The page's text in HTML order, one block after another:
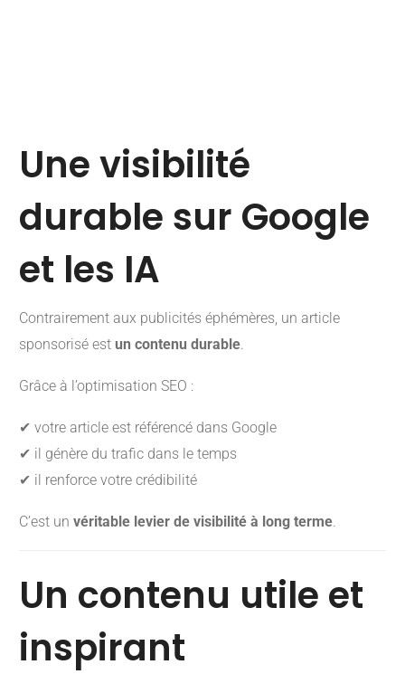
Une visibilité
durable sur Google
et les IA
Contrairement aux publicités éphémères, un article
sponsorisé est un contenu durable.
Grâce à l’optimisation SEO :
✔ votre article est référencé dans Google
✔ il génère du trafic dans le temps
✔ il renforce votre crédibilité
C’est un véritable levier de visibilité à long terme.
Un contenu utile et
inspirant